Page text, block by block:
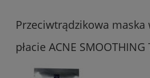
Przeciwtrądzikowa maska
płacie ACNE